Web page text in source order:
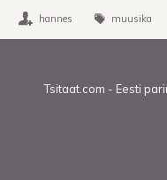
hannes muusika
Tsitaat.com - Eesti